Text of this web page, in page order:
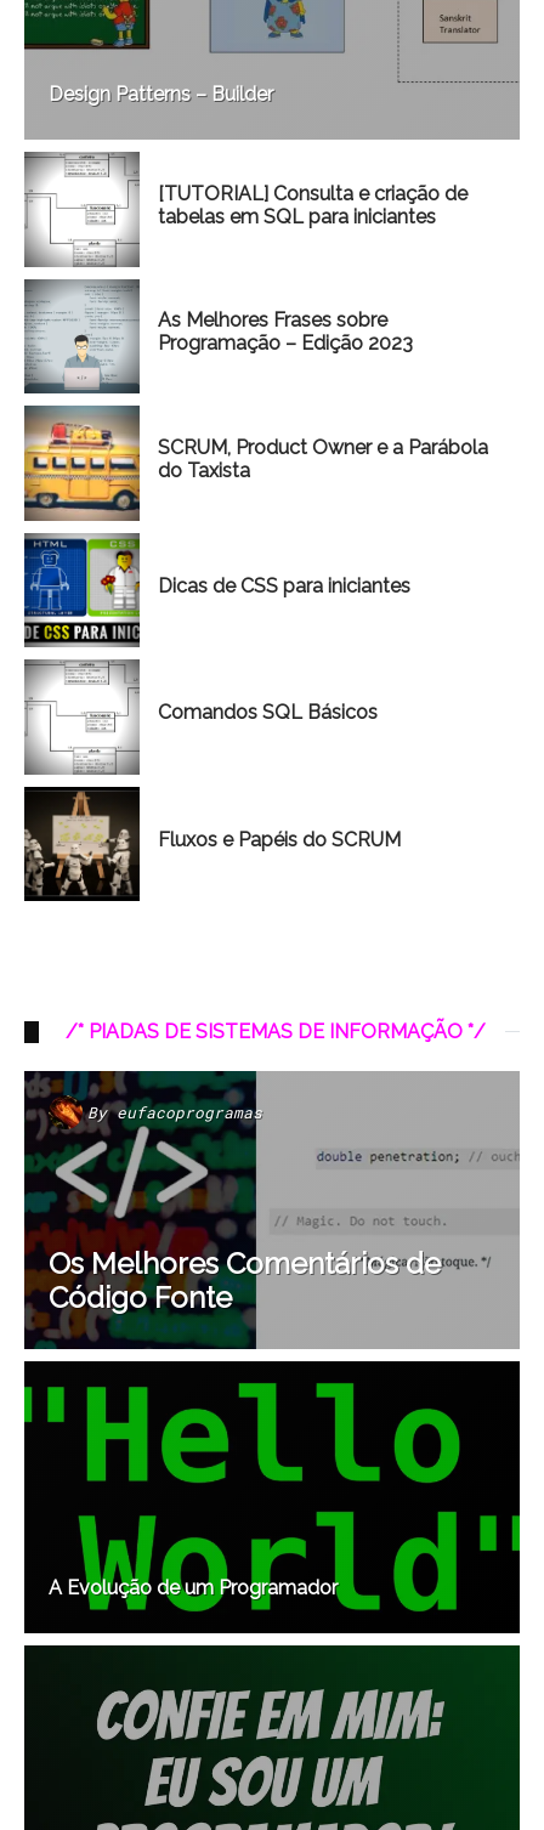
Design Patterns – Builder
[TUTORIAL] Consulta e criação de
tabelas em SQL para iniciantes
As Melhores Frases sobre
Programação – Edição 2023
SCRUM, Product Owner e a Parábola
do Taxista
Dicas de CSS para iniciantes
Comandos SQL Básicos
Fluxos e Papéis do SCRUM
/* PIADAS DE SISTEMAS DE INFORMAÇÃO */
Byeufacoprogramas
Os Melhores Comentários de
Código Fonte
A Evolução de um Programador